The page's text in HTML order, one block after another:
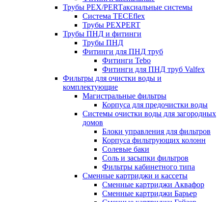
Трубы PEX/PERTаксиальные системы
Система TECEflex
Трубы PEXPERT
Трубы ПНД и фитинги
Трубы ПНД
Фитинги для ПНД труб
Фитинги Tebo
Фитинги для ПНД труб Valfex
Фильтры для очистки воды и
комплектующие
Магистральные фильтры
Корпуса для предочистки воды
Системы очистки воды для загородных
домов
Блоки управления для фильтров
Корпуса фильтрующих колонн
Солевые баки
Соль и засыпки фильтров
Фильтры кабинетного типа
Сменные картриджи и кассеты
Сменные картриджи Аквафор
Сменные картриджи Барьер